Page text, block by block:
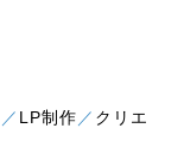
LP制作
クリエ